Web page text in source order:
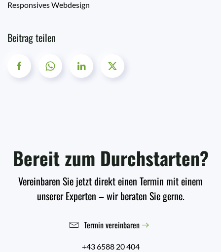
Responsives Webdesign
Beitrag teilen
Bereit zum Durchstarten?
Vereinbaren Sie jetzt direkt einen Termin mit einem
unserer Experten – wir beraten Sie gerne.
Termin vereinbaren
+43 6588 20 404